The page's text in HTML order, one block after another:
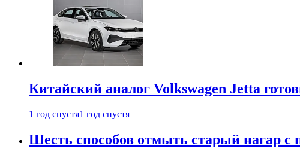
Китайский аналог Volkswagen Jetta
1 год спустя1 год спустя
Шесть способов отмыть старый нагар с